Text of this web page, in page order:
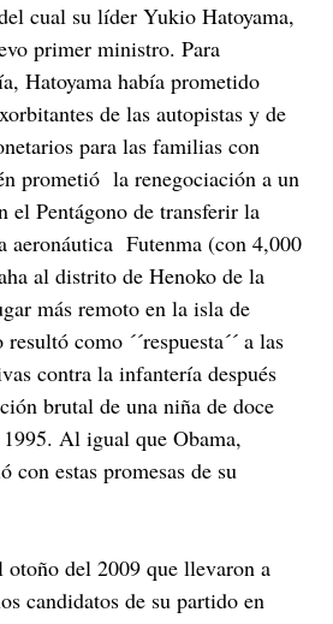
cual su líder Yukio Hatoyama,
primer ministro. Para
Hatoyama había prometido
de las autopistas y de
para las familias con
prometió la renegociación a un
el Pentágono de transferir la
aeronáutica Futenma (con 4,000
al distrito de Henoko de la
más remoto en la isla de
como ´´respuesta´´ a las
contra la infantería después
brutal de una niña de doce
Al igual que Obama,
con estas promesas de su
otoño del 2009 que llevaron a
candidatos de su partido en